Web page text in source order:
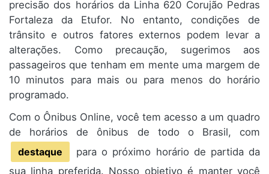
precisão dos horários da Linha 620 Corujão Pedras
Fortaleza da Etufor. No entanto, condições de
trânsito e outros fatores externos podem levar a
alterações. Como precaução, sugerimos aos
passageiros que tenham em mente uma margem de
10 minutos para mais ou para menos do horário
programado.
Com o Ônibus Online, você tem acesso a um quadro
de horários de ônibus de todo o Brasil, com
destaque
para o próximo horário de partida da
sua linha preferida. Nosso objetivo é manter você